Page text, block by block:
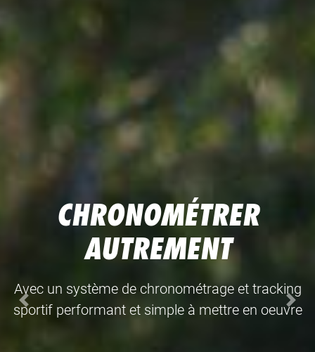
CHRONOMÉTRER
AUTREMENT
Avec un système de chronométrage et tracking
sportif performant et simple à mettre en oeuvre
Anterior